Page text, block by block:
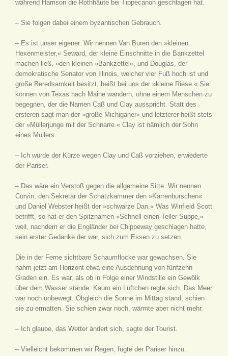
während Harrison die Rothhäute bei Tippecanon geschlagen hat.
– Sie folgen dabei einem byzantischen Gebrauch.
– Es ist unser eigener. Wir nennen Van Buren den »kleinen
Hexenmeister,« Seward, der kleine Einschnitte in die Bankzettel
machen ließ, »den kleinen »Bankzettel«, und Douglas, der
demokratische Senator von Illinois, welcher vier Fuß hoch ist und
große Beredsamkeit besitzt, heißt bei uns der »kleine Riese.« Sie
können von Texas nach Maine wandern, ohne einem Menschen zu
begegnen, der die Namen Caß und Clay ausspricht. Statt des
ersteren sagt man der »große Michiganer« und letzterer heißt stets
der »Müllerjunge mit der Schnarre.« Clay ist nämlich der Sohn
eines Müllers.
– Ich würde der Kürze wegen Clay und Caß vorziehen, erwiederte
der Pariser.
– Das wäre ein Verstoß gegen die allgemeine Sitte. Wir nennen
Corvin, den Sekretär der Schatzkammer den »Karrenburschen«
und Daniel Webster heißt der »schwarze Dan.« Was Winfield Scott
betrifft, so hat er den Spitznamen »Schnell-einen-Teller-Suppe,«
weil, nachdem er die Engländer bei Chippeway geschlagen hatte,
sein erster Gedanke der war, sich zum Essen zu setzen.
Die in der Ferne sichtbare Schaumflocke war gewachsen. Sie
nahm jetzt am Horizont etwa eine Ausdehnung von fünfzehn
Graden ein. Es war, als ob in Folge einer Windstille ein Gewölk
über dem Wasser stände. Kaum ein Lüftchen regte sich. Das Meer
war noch unbewegt. Obgleich die Sonne im Mittag stand, schien
sie zu ermatten. Sie schien zwar noch, wärmte aber nicht mehr.
– Ich glaube, das Wetter ändert sich, sagte der Tourist.
– Vielleicht bekommen wir Regen, fügte der Pariser hinzu.